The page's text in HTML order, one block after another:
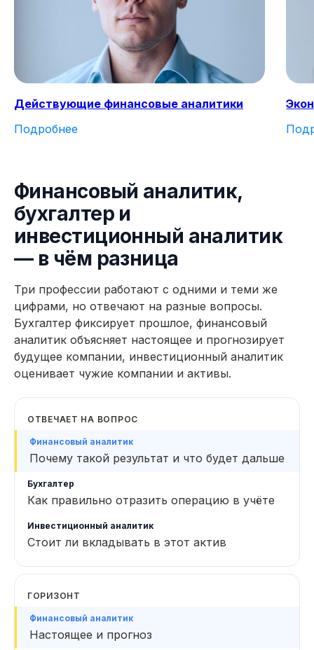
Действующие финансовые аналитики
Подробнее
Финансовый аналитик,
бухгалтер и
инвестиционный аналитик
— в чём разница
Три профессии работают с одними и теми же
цифрами, но отвечают на разные вопросы.
Бухгалтер фиксирует прошлое, финансовый
аналитик объясняет настоящее и прогнозирует
будущее компании, инвестиционный аналитик
оценивает чужие компании и активы.
ОТВЕЧАЕТ НА ВОПРОС
Почему такой результат и что будет дальше
Как правильно отразить операцию в учёте
Стоит ли вкладывать в этот актив
ГОРИЗОНТ
Настоящее и прогноз
Хотите понять,
подходит ли вам
данная профессия?
Получите бесплатный доступ ко всем
материалам курса на 48 часов, чтобы
погрузиться в обучение и принять
сомнений
11 модулей за 4 месяца 124 практических заданий